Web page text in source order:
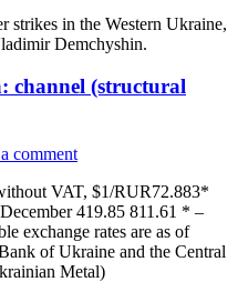
strikes in the Western Ukraine,
Demchyshin.
channel (structural
comment
VAT, $1/RUR72.883*
419.85 811.61 * –
exchange rates are as of
of Ukraine and the Central
Metal)